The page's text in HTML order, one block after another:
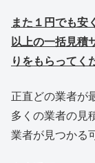
また１円でも安
以上の一括見積
りをもらってく
正直どの業者が
多くの業者の見
業者が見つかる